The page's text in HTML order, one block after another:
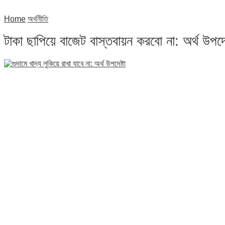
Home অর্থনীতি
টাকা ছাপিয়ে বাজেট বাস্তবায়ন করবো না: অর্থ